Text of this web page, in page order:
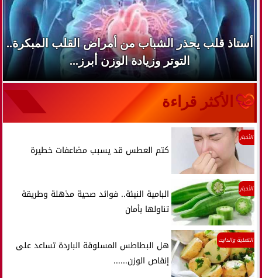
أستاذ قلب يحذر الشباب من أمراض القلب المبكرة..
التوتر وزيادة الوزن أبرز...
الأكثر قراءة
الأخبار
كتم العطس قد يسبب مضاعفات خطيرة
الأخبار
البامية النيئة.. فوائد صحية مذهلة وطريقة
تناولها بأمان
التغذية والدايت
هل البطاطس المسلوقة الباردة تساعد على
إنقاص الوزن......